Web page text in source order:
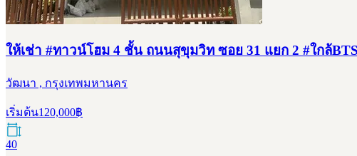
ให้เช่า #ทาวน์โฮม 4 ชั้น ถนนสุขุมวิท ซอย 31 แยก 2 #ใกล้
วัฒนา , กรุงเทพมหานคร
เริ่มต้น120,000฿
40